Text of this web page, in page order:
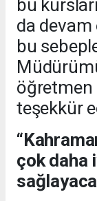
bu
da
bu
öğretmen
teşekkür
çok daha